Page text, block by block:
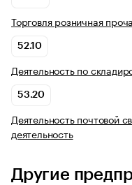
Торговля розничная
52.10
Деятельность по
53.20
Деятельность почтовой
деятельность
Другие